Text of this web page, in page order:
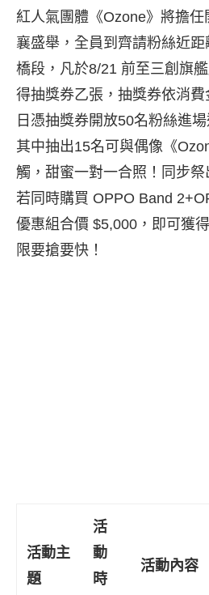
紅人氣團體《Ozone》將擔
襄盛舉，全員到齊請粉絲近
橋段，凡於8/21 前至三創旗
得抽獎券乙張，抽獎券依消
日憑抽獎券開放50名粉絲進
其中抽出15名可與偶像《
觸，甜蜜一對一合照！同步祭
若同時購買 OPPO Band
優惠組合價 $5,000，即可獲
限要搶要快！
活動主
題
活
動
時
活動內容